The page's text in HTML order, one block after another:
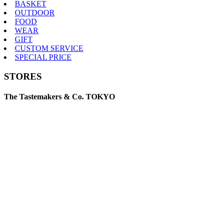
BASKET
OUTDOOR
FOOD
WEAR
GIFT
CUSTOM SERVICE
SPECIAL PRICE
STORES
The Tastemakers & Co. TOKYO